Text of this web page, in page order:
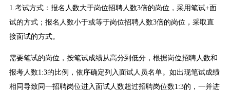
1.考试方式：报名人数大于岗位招聘人数3倍的岗位，采用笔试+面
试的方式；报名人数小于或等于岗位招聘人数3倍的岗位，采取直
接面试的方式。
需要笔试的岗位，按笔试成绩从高分到低分，根据岗位招聘人数和
报考人数1:3的比例，依序确定列入面试人员名单。如出现笔试成绩
相同导致同一招聘岗位进入面试人数超过招聘岗位数1:3的，一并进